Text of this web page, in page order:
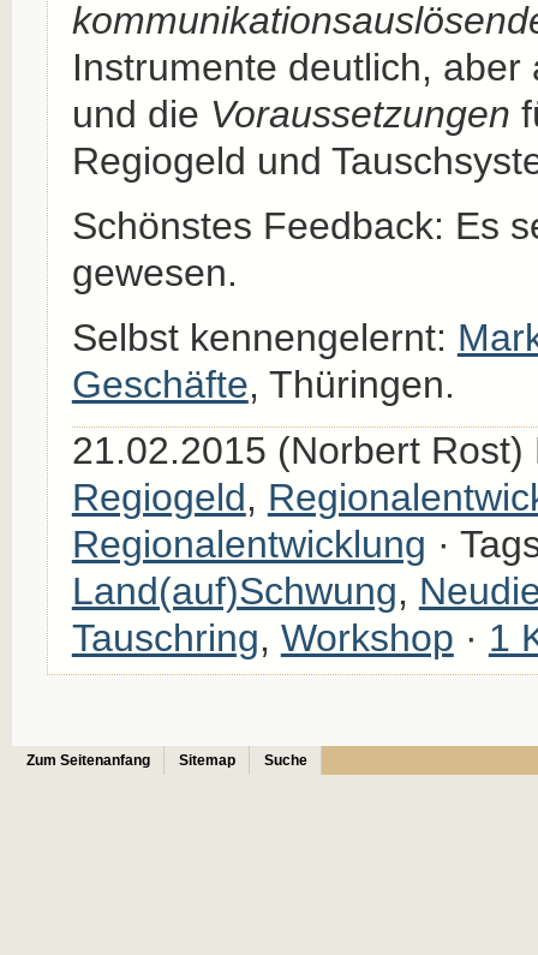
Instrumente deutlich,
und die Voraussetzungen
Regiogeld und
Schönstes Feedback: Es
gewesen.
Selbst kennengelernt:
Geschäfte, Thüringen.
21.02.2015 (Norbert Rost)
Regiogeld,
Regionalentwicklung ·
Land(auf)Schwung,
Tauschring, Workshop · 1
Zum Seitenanfang Sitemap Suche